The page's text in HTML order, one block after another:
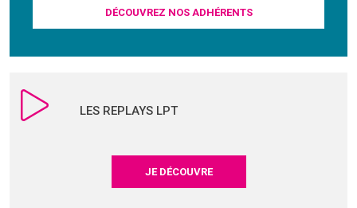
DÉCOUVREZ NOS ADHÉRENTS
LES REPLAYS LPT
JE DÉCOUVRE